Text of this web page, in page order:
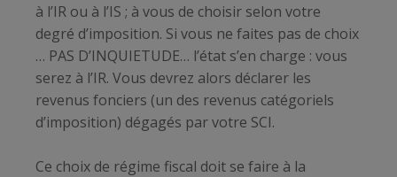
à l’IR ou à l’IS ; à vous de choisir selon votre
degré d’imposition. Si vous ne faites pas de choix
… PAS D’INQUIETUDE… l’état s’en charge : vous
serez à l’IR. Vous devrez alors déclarer les
revenus fonciers (un des revenus catégoriels
d’imposition) dégagés par votre SCI.
Ce choix de régime fiscal doit se faire à la